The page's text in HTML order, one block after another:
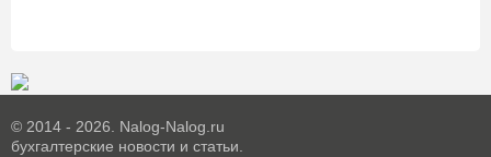
© 2014 - 2026. Nalog-Nalog.ru
бухгалтерские новости и статьи.